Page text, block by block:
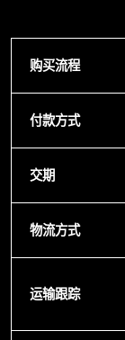
购买流程
付款方式
交期
物流方式
运输跟踪